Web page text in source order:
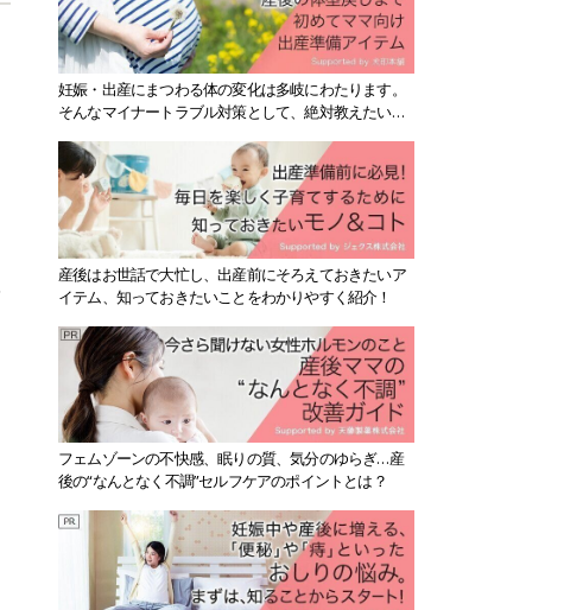
妊娠・出産にまつわる体の変化は多岐にわたります。
そんなマイナートラブル対策として、絶対教えたい！
産後はお世話で大忙し、出産前にそろえておきたいア
イテム、知っておきたいことをわかりやすく紹介！
フェムゾーンの不快感、眠りの質、気分のゆらぎ…産
後の“なんとなく不調”セルフケアのポイントとは？